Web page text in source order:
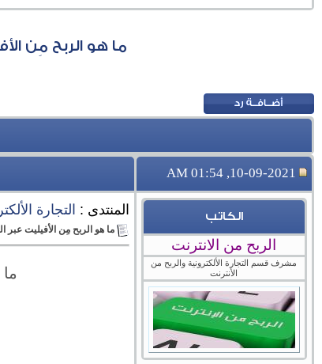
ما هو الربح مِن
10-09-2021, 01:54 AM
الكاتب
الربح من الانترنت
مشرف قسم التجارة الألكترونية والربح من
الأنترنت
المنتدى : التجارة
ما هو الربح مِن الأفيليت عبر